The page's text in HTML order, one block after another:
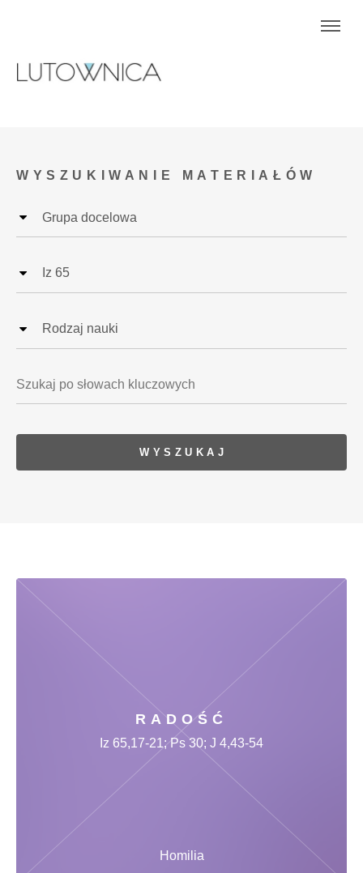
WYSZUKIWANIE MATERIAŁÓW
RADOŚĆ
Homilia
Iz 65,17-21; Ps 30; J 4,43-54